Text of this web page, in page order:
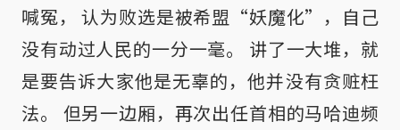
喊冤， 认为败选是被希盟“妖魔化”，自己
没有动过人民的一分一毫。 讲了一大堆，就
是要告诉大家他是无辜的，他并没有贪赃枉
法。 但另一边厢，再次出任首相的马哈迪频